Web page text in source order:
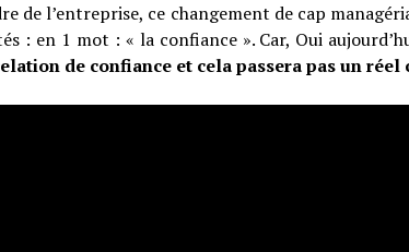
de l’entreprise, ce changement de cap
: en 1 mot : « la confiance ». Car, Oui
de confiance et cela passera pas un